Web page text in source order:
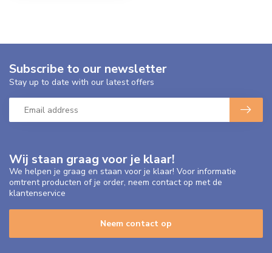
Wij staan graag voor je klaar!
We helpen je graag en staan voor je klaar! Voor informatie
omtrent producten of je order, neem contact op met de
klantenservice
Neem contact op
Subscribe to our newsletter
Stay up to date with our latest offers